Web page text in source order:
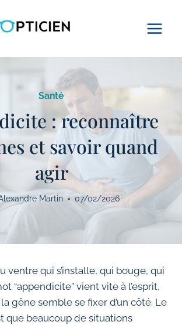
Santé
: reconnaître
et savoir quand
agir
Martin 07/02/2026
ventre qui s’installe, qui bouge, qui
“appendicite” vient vite à l’esprit,
gêne semble se fixer d’un côté. Le
que beaucoup de situations